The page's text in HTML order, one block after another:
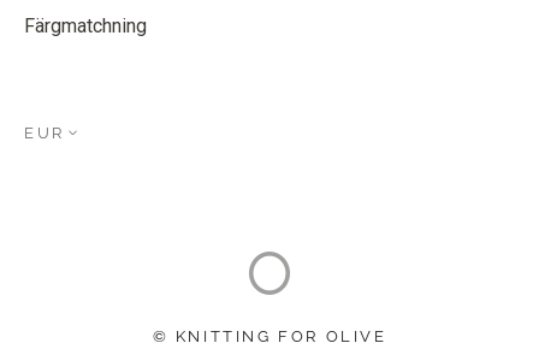
Färgmatchning
EUR
© KNITTING FOR OLIVE